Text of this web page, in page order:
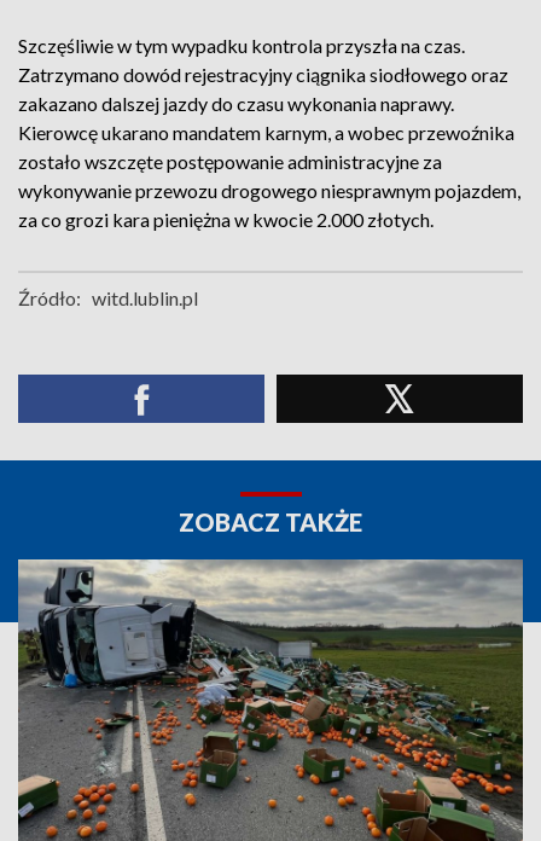
Szczęśliwie w tym wypadku kontrola przyszła na czas.
Zatrzymano dowód rejestracyjny ciągnika siodłowego oraz
zakazano dalszej jazdy do czasu wykonania naprawy.
Kierowcę ukarano mandatem karnym, a wobec przewoźnika
zostało wszczęte postępowanie administracyjne za
wykonywanie przewozu drogowego niesprawnym pojazdem,
za co grozi kara pieniężna w kwocie 2.000 złotych.
Źródło: witd.lublin.pl
ZOBACZ TAKŻE